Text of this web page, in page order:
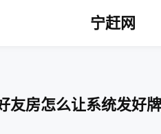
宁赶网
友房怎么让系统发好